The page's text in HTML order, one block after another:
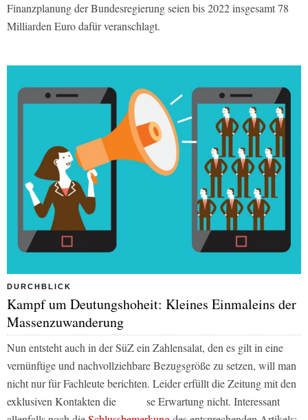
Finanzplanung der Bundesregierung seien bis 2022 insgesamt 78
Milliarden Euro dafür veranschlagt.
DURCHBLICK
Kampf um Deutungshoheit: Kleines Einmaleins der
Massenzuwanderung
Nun entsteht auch in der SüZ ein Zahlensalat, den es gilt in eine
vernünftige und nachvollziehbare Bezugsgröße zu setzen, will man
nicht nur für Fachleute berichten. Leider erfüllt die Zeitung mit den
exklusiven Kontakten die se Erwartung nicht. Interessant